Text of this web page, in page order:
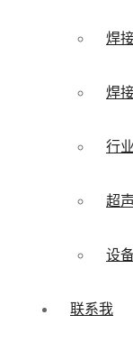
焊
焊
行
超
设
联系我